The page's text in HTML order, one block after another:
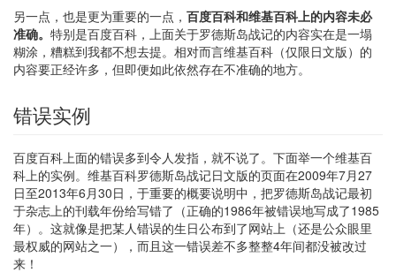
另一点，也是更为重要的一点， 百度百科和维基百科上的内容未必
准确。 特别是百度百科，上面关于罗德斯岛战记的内容实在是一塌
糊涂，糟糕到我都不想去提。相对而言维基百科（仅限日文版）的
内容要正经许多，但即便如此依然存在不准确的地方。
错误实例
百度百科上面的错误多到令人发指，就不说了。下面举一个维基百
科上的实例。维基百科罗德斯岛战记日文版的页面在2009年7月27
日至2013年6月30日，于重要的概要说明中，把罗德斯岛战记最初
于杂志上的刊载年份给写错了（正确的1986年被错误地写成了1985
年）。这就像是把某人错误的生日公布到了网站上（还是公众眼里
最权威的网站之一），而且这一错误差不多整整4年间都没被改过
来！